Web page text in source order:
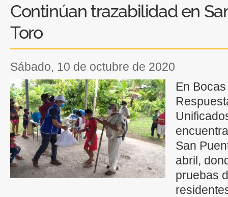
Continúan trazabilidad en
Toro
sábado, 10 de octubre de 2020
En
San
abril,
pruebas